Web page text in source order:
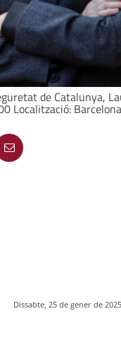
de Catalunya,
Localització:
Dissabte, 25 de gener de 2025